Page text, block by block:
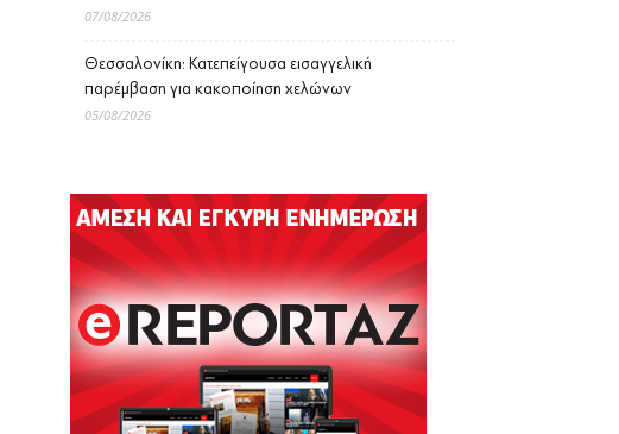
07/08/2026
Θεσσαλονίκη: Κατεπείγουσα εισαγγελική
παρέμβαση για κακοποίηση χελώνων
05/08/2026